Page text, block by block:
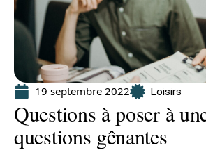
19 septembre 2022 Loisirs
Questions à poser à
questions gênantes